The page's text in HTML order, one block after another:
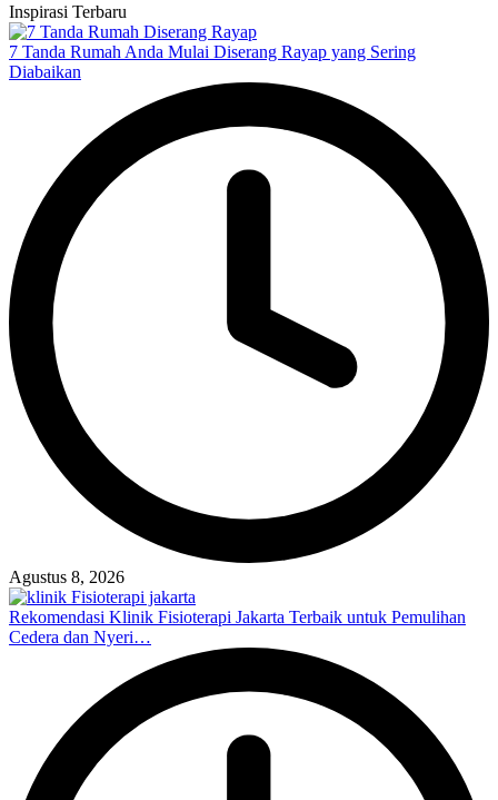
Inspirasi Terbaru
7 Tanda Rumah Anda Mulai Diserang Rayap yang Sering
Diabaikan
Agustus 8, 2026
Rekomendasi Klinik Fisioterapi Jakarta Terbaik untuk Pemulihan
Cedera dan Nyeri…